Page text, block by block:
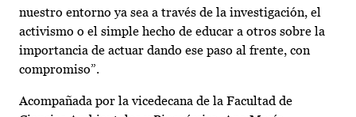
nuestro entorno ya sea a través de la investigación, el
activismo o el simple hecho de educar a otros sobre la
importancia de actuar dando ese paso al frente, con
compromiso”.
Acompañada por la vicedecana de la Facultad de